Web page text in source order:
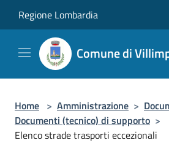
Regione Lombardia
Comune di
Home > Amministrazione >
Documenti (tecnico) di supporto >
Elenco strade trasporti eccezionali